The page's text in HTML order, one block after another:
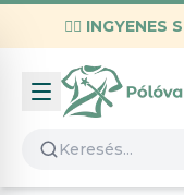
✌🏼 INGYENES
Infó
Kapcsolat
GYIK